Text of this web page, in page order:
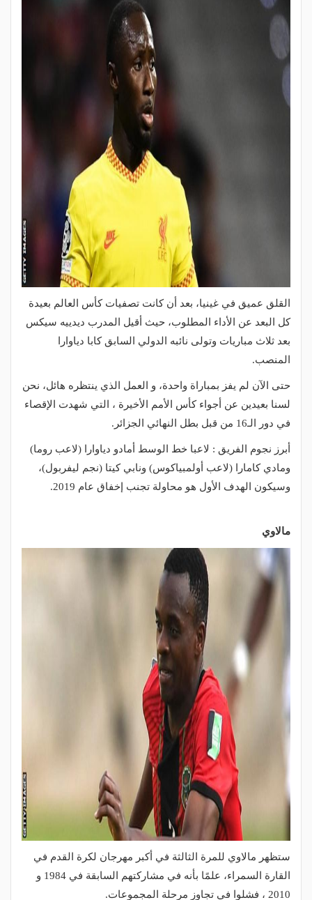
القلق عميق في غينيا، بعد أن كانت تصفيات كأس العالم بعيدة
كل البعد عن الأداء المطلوب، حيث أقيل المدرب ديدييه سيكس
بعد ثلاث مباريات وتولى نائبه الدولي السابق كابا دياوارا
المنصب.
حتى الآن لم يفز بمباراة واحدة، و العمل الذي ينتظره هائل، نحن
لسنا بعيدين عن أجواء كأس الأمم الأخيرة ، التي شهدت الإقصاء
في دور الـ16 من قبل بطل النهائي الجزائر.
أبرز نجوم الفريق : لاعبا خط الوسط أمادو دياوارا (لاعب روما)
ومادي كامارا (لاعب أولمبياكوس) ونابي كيتا (نجم ليفربول)،
وسيكون الهدف الأول هو محاولة تجنب إخفاق عام 2019.
مالاوي
ستظهر مالاوي للمرة الثالثة في أكبر مهرجان لكرة القدم في
القارة السمراء، علمًا بأنه في مشاركتهم السابقة في 1984 و
2010 ، فشلوا في تجاوز مرحلة المجموعات.